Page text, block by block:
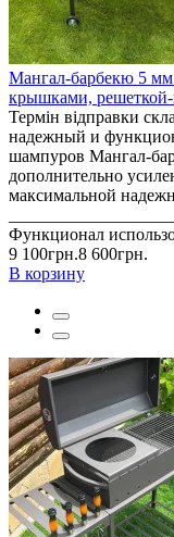
Мангал-барбекю 5
крышками, решеткой-
Термін відправки
надежный и
шампуров Мангал-
дополнительно
максимальной
Функционал
9 100грн.8 600грн.
В корзину